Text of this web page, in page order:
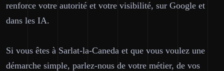
renforce votre autorité et votre visibilité, sur Google et
dans les IA.
Si vous êtes à Sarlat-la-Caneda et que vous voulez une
démarche simple, parlez-nous de votre métier, de vos